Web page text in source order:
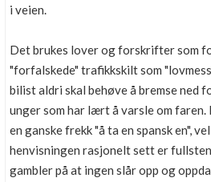
i veien.
Det brukes lover og forskrifter som
"forfalskede" trafikkskilt som
bilist aldri skal behøve å bremse ned
unger som har lært å varsle om
en ganske frekk "å ta en spansk en",
henvisningen rasjonelt sett er
gambler på at ingen slår opp og